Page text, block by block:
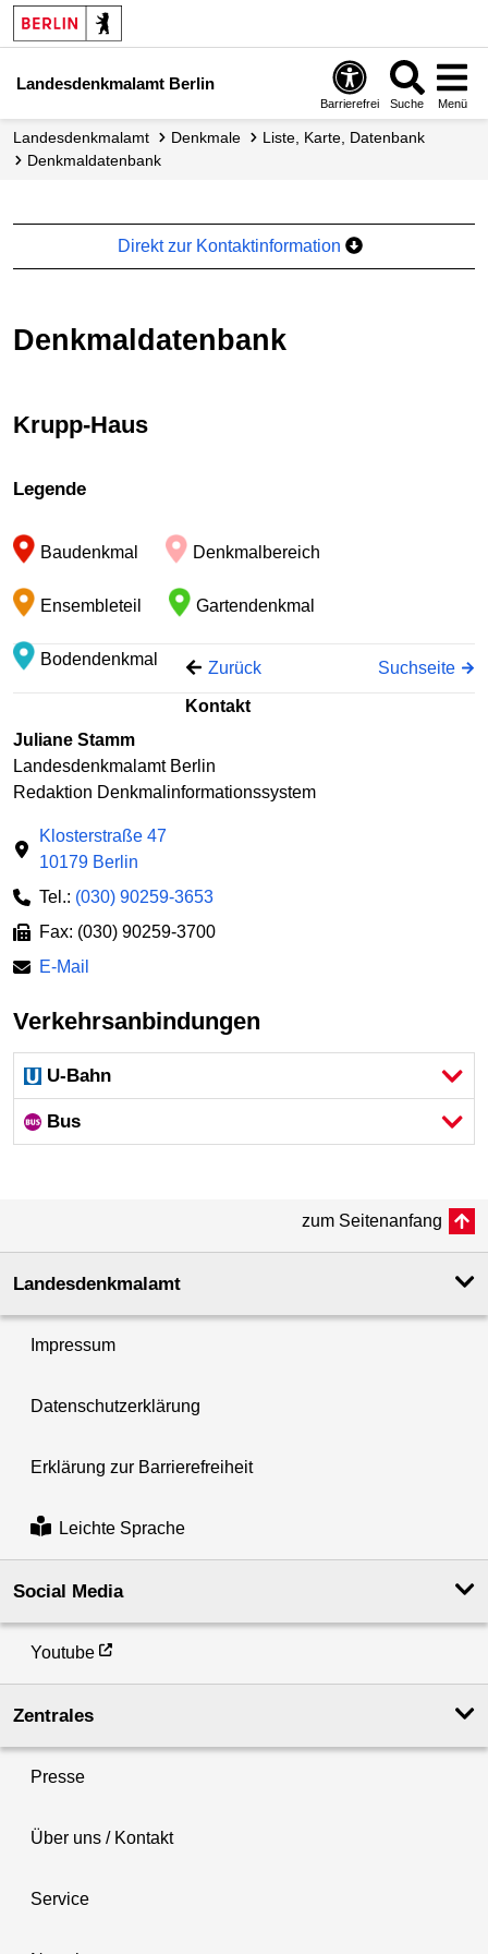
Landesdenkmalamt Berlin
Barrierefrei Suche Menü
Landesdenkmalamt Denkmale
Liste, Karte, Datenbank
Denkmal­datenbank
Direkt zur Kontaktinformation
Denkmaldatenbank
Krupp-Haus
+
Legende
Baudenkmal Denkmalbereich
Ensembleteil Gartendenkmal
Bodendenkmal Zurück Suchseite
Kontakt
Juliane Stamm
Landesdenkmalamt Berlin
Redaktion Denkmalinformationssystem
Klosterstraße 47
10179 Berlin
Tel.: (030) 90259-3653
Fax: (030) 90259-3700
E-Mail
Verkehrsanbindungen
U-Bahn
Bus
zum Seitenanfang
Landesdenkmal­amt
Impressum
Datenschutzerklärung
Erklärung zur Barrierefreiheit
Leichte Sprache
Social Media
Youtube
Zentrales
Presse
Über uns / Kontakt
Service